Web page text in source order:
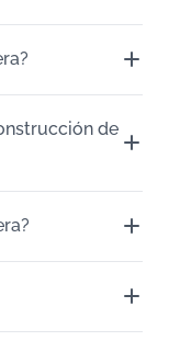
de